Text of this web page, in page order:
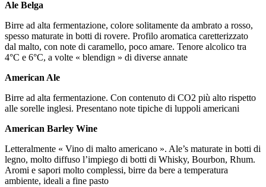
Ale Belga
Birre ad alta fermentazione, colore solitamente da ambrato a rosso,
spesso maturate in botti di rovere. Profilo aromatica caretterizzato
dal malto, con note di caramello, poco amare. Tenore alcolico tra
4°C e 6°C, a volte « blendign » di diverse annate
American Ale
Birre ad alta fermentazione. Con contenuto di CO2 più alto rispetto
alle sorelle inglesi. Presentano note tipiche di luppoli americani
American Barley Wine
Letteralmente « Vino di malto americano ». Ale’s maturate in botti di
legno, molto diffuso l’impiego di botti di Whisky, Bourbon, Rhum.
Aromi e sapori molto complessi, birre da bere a temperatura
ambiente, ideali a fine pasto